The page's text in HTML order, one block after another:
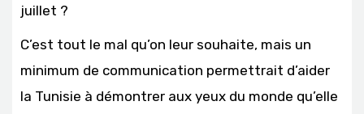
juillet ?
C’est tout le mal qu’on leur souhaite, mais un
minimum de communication permettrait d’aider
la Tunisie à démontrer aux yeux du monde qu’elle